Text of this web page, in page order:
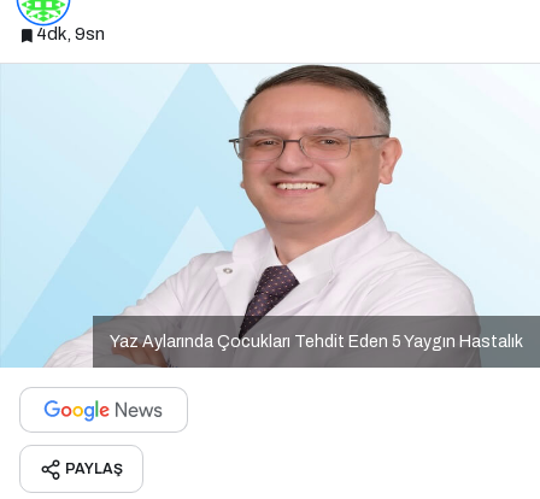
4dk, 9sn
Yaz Aylarında Çocukları Tehdit Eden 5 Yaygın Hastalık
PAYLAŞ